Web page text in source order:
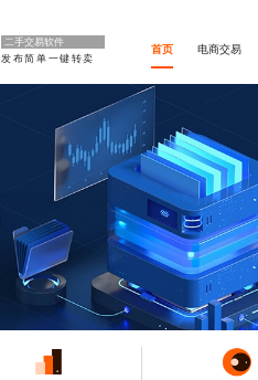
二手交易软件
发布简单一键转卖
首页 电商交易